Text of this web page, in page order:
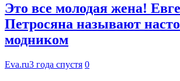
Это все молодая жена!
Петросяна называют
модником
Eva.ru3 года спустя 0